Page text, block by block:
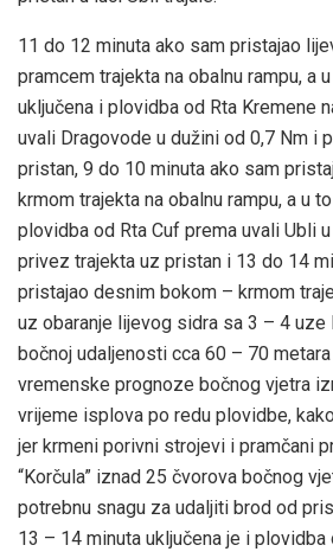
11 do 12 minuta ako sam pristajao
pramcem trajekta na obalnu rampu, a
uključena i plovidba od Rta Kremene
uvali Dragovode u dužini od 0,7 Nm i
pristan, 9 do 10 minuta ako sam
krmom trajekta na obalnu rampu, a u
plovidba od Rta Cuf prema uvali Ubli
privez trajekta uz pristan i 13 do 14
pristajao desnim bokom – krmom
uz obaranje lijevog sidra sa 3 – 4 uze
bočnoj udaljenosti cca 60 – 70
vremenske prognoze bočnog vjetra
vrijeme isplova po redu plovidbe,
jer krmeni porivni strojevi i pramčani
“Korčula” iznad 25 čvorova bočnog
potrebnu snagu za udaljiti brod od
13 – 14 minuta uključena je i plovidba